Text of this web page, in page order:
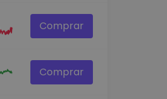
Comprar
Comprar